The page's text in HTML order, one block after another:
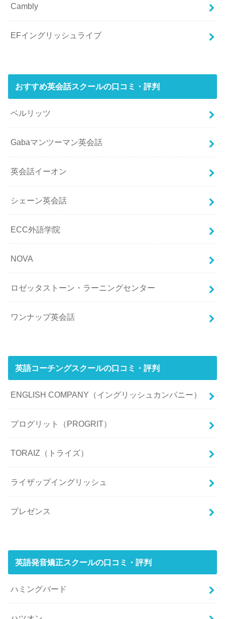
Cambly
EFイングリッシュライブ
おすすめ英会話スクールの口コミ・評判
ベルリッツ
Gabaマンツーマン英会話
英会話イーオン
シェーン英会話
ECC外語学院
NOVA
ロゼッタストーン・ラーニングセンター
ワンナップ英会話
英語コーチングスクールの口コミ・評判
ENGLISH COMPANY（イングリッシュカンパニー）
プログリット（PROGRIT）
TORAIZ（トライズ）
ライザップイングリッシュ
プレゼンス
英語発音矯正スクールの口コミ・評判
ハミングバード